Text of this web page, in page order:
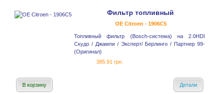
Фильтр топливный
OE Citroen - 1906C5
Топливный фильтр (Bosch-система) на 2.0HDI
Скудо / Джампи / Эксперт/ Берлинго / Партнер 99-
(Оригинал)
385.91 грн.
В корзину Детали